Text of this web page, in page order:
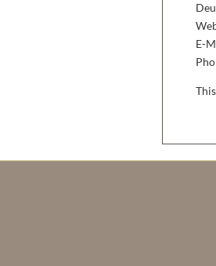
E-